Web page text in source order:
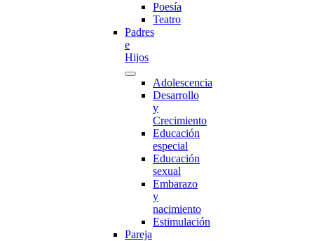
Poesía
Teatro
Padres
e
Hijos
Adolescencia
Desarrollo
y
Crecimiento
Educación
especial
Educación
sexual
Embarazo
y
nacimiento
Estimulación
Pareja